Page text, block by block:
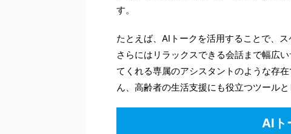
す。
たとえば、AIトークを活用することで、
さらにはリラックスできる会話まで幅広
てくれる専属のアシスタントのような存
ん、高齢者の生活支援にも役立つツールと
AIト